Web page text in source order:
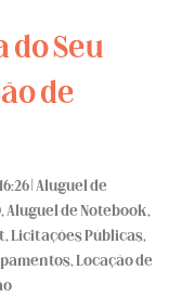
do Seu
de
|Aluguel de
,Aluguel de Notebook,
,Licitações Públicas,
,Locação de